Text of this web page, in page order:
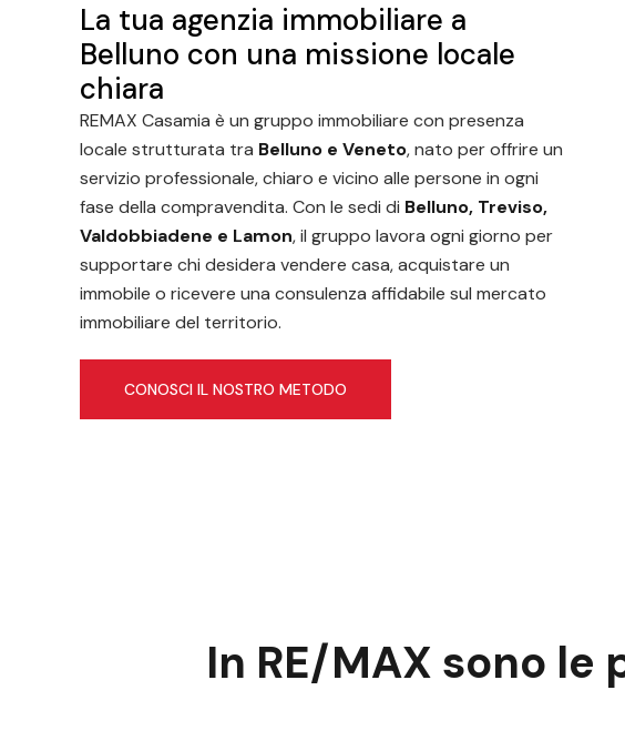
La tua agenzia immobiliare a
Belluno con una missione locale
chiara
REMAX Casamia è un gruppo immobiliare con presenza
locale strutturata tra Belluno e Veneto, nato per offrire un
servizio professionale, chiaro e vicino alle persone in ogni
fase della compravendita. Con le sedi di Belluno, Treviso,
Valdobbiadene e Lamon, il gruppo lavora ogni giorno per
supportare chi desidera vendere casa, acquistare un
immobile o ricevere una consulenza affidabile sul mercato
immobiliare del territorio.
CONOSCI IL NOSTRO METODO
In RE/MAX sono le